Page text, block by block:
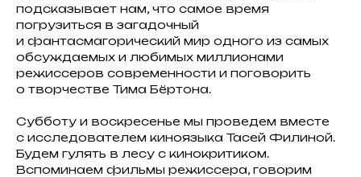
подсказывает нам, что самое время
погрузиться в загадочный
и фантасмагорический мир одного из самых
обсуждаемых и любимых миллионами
режиссеров современности и поговорить
о творчестве Тима Бёртона.
Субботу и воскресенье мы проведем вместе
с исследователем киноязыка Тасей Филиной.
Будем гулять в лесу с кинокритиком.
Вспоминаем фильмы режиссера, говорим